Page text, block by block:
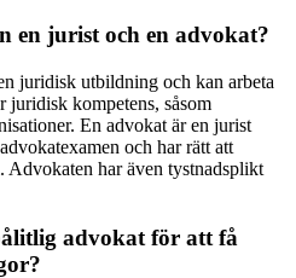
en jurist och en advokat?
juridisk utbildning och kan arbeta
juridisk kompetens, såsom
En advokat är en jurist
och har rätt att
har även tystnadsplikt
advokat för att få